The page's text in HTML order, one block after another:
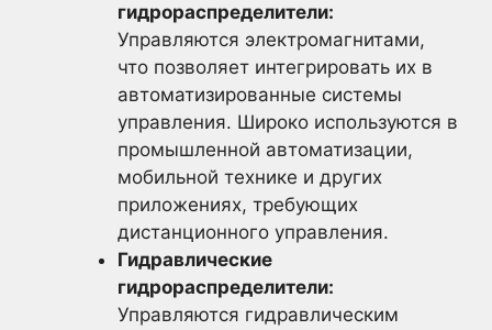
гидрораспределители:
Управляются электромагнитами,
что позволяет интегрировать их в
автоматизированные системы
управления. Широко используются в
промышленной автоматизации,
мобильной технике и других
приложениях, требующих
дистанционного управления.
Гидравлические
гидрораспределители:
Управляются гидравлическим